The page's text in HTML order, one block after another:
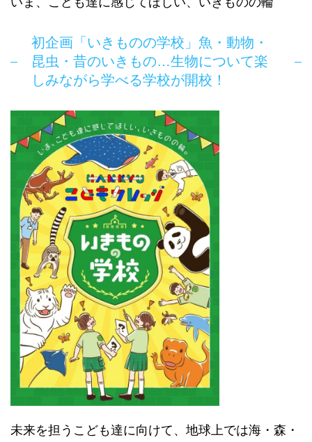
初企画「いきものの学校」魚・動物・
昆虫・昔のいきもの…生物について楽
しみながら学べる学校が開校！
未来を担うこども達に向けて、地球上では海・森・